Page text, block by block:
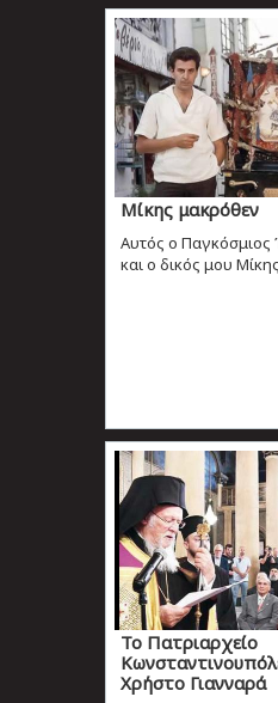
Μίκης μακρόθεν
Aυτός ο Παγκόσμιος
και ο δικός μου
Το Πατριαρχείο
Χρήστο Γιανναρά